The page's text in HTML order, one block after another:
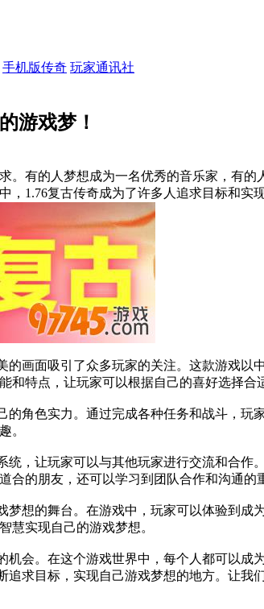
手机版传奇 玩家通讯社
游戏梦！
。有的人梦想成为一名优秀的音乐家，有
1.76复古传奇成为了许多人追求目标和实
的画面吸引了众多玩家的关注。这款游戏
特点，让玩家可以根据自己的喜好选择合
角色实力。通过完成各种任务和战斗，
。
统，让玩家可以与其他玩家进行交流和合
的朋友，还可以学习到团队合作和沟通的
想的舞台。在游戏中，玩家可以体验到
慧实现自己的游戏梦想。
机会。在这个游戏世界中，每个人都可以
求目标，实现自己游戏梦想的地方。让我